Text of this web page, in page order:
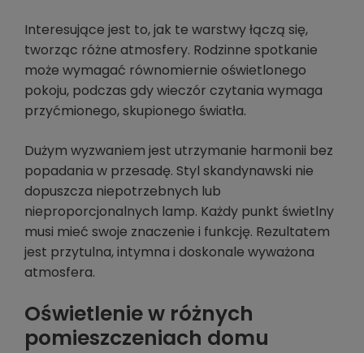
Interesujące jest to, jak te warstwy łączą się,
tworząc różne atmosfery. Rodzinne spotkanie
może wymagać równomiernie oświetlonego
pokoju, podczas gdy wieczór czytania wymaga
przyćmionego, skupionego światła.
Dużym wyzwaniem jest utrzymanie harmonii bez
popadania w przesadę. Styl skandynawski nie
dopuszcza niepotrzebnych lub
nieproporcjonalnych lamp. Każdy punkt świetlny
musi mieć swoje znaczenie i funkcję. Rezultatem
jest przytulna, intymna i doskonale wyważona
atmosfera.
Oświetlenie w różnych
pomieszczeniach domu